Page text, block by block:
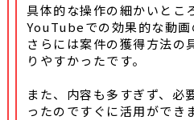
具体的な操作の細かいとこ
YouTubeでの効果的な動画
さらには案件の獲得方法の
りやすかったです。
また、内容も多すぎず、必
ったのですぐに活用ができ